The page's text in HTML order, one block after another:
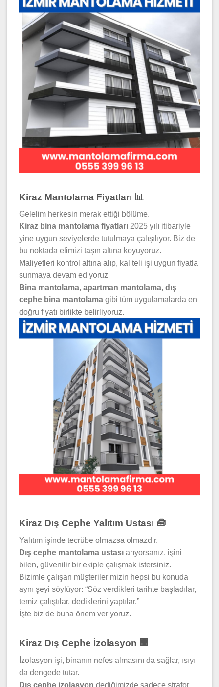
Kiraz Mantolama Fiyatları 📊
Gelelim herkesin merak ettiği bölüme.
Kiraz bina mantolama fiyatları 2025 yılı itibariyle
yine uygun seviyelerde tutulmaya çalışılıyor. Biz de
bu noktada elimizi taşın altına koyuyoruz.
Maliyetleri kontrol altına alıp, kaliteli işi uygun fiyatla
sunmaya devam ediyoruz.
Bina mantolama, apartman mantolama, dış
cephe bina mantolama gibi tüm uygulamalarda en
doğru fiyatı birlikte belirliyoruz.
Kiraz Dış Cephe Yalıtım Ustası 🧰
Yalıtım işinde tecrübe olmazsa olmazdır.
Dış cephe mantolama ustası arıyorsanız, işini
bilen, güvenilir bir ekiple çalışmak istersiniz.
Bizimle çalışan müşterilerimizin hepsi bu konuda
aynı şeyi söylüyor: “Söz verdikleri tarihte başladılar,
temiz çalıştılar, dediklerini yaptılar.”
İşte biz de buna önem veriyoruz.
Kiraz Dış Cephe İzolasyon 🏢
İzolasyon işi, binanın nefes almasını da sağlar, ısıyı
da dengede tutar.
Dış cephe izolasyon dediğimizde sadece strafor